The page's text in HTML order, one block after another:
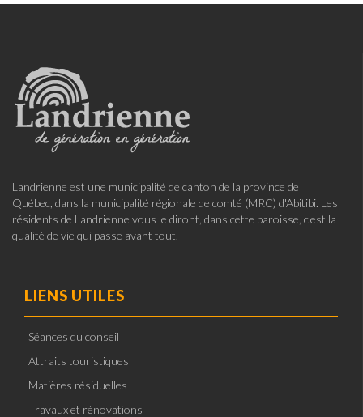
Landrienne est une municipalité de canton de la province de
Québec, dans la municipalité régionale de comté (MRC) d'Abitibi. Les
résidents de Landrienne vous le diront, dans cette paroisse, c'est la
qualité de vie qui passe avant tout.
LIENS UTILES
Séances du conseil
Attraits touristiques
Matières résiduelles
Travaux et rénovations